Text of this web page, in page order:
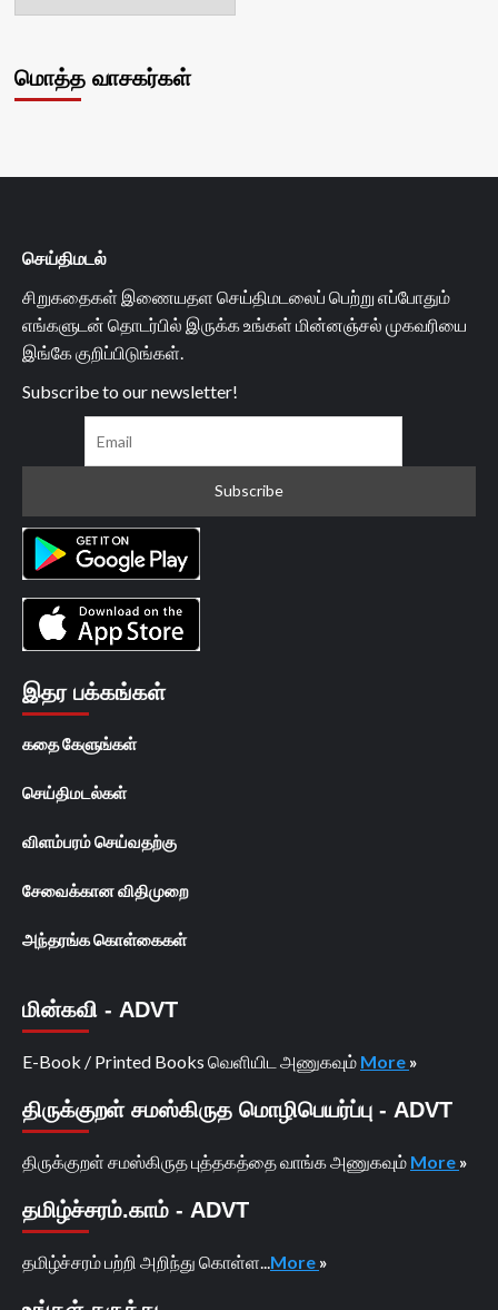
மொத்த வாசகர்கள்
செய்திமடல்
சிறுகதைகள் இணையதள செய்திமடலைப் பெற்று எப்போதும்
எங்களுடன் தொடர்பில் இருக்க உங்கள் மின்னஞ்சல் முகவரியை
இங்கே குறிப்பிடுங்கள்.
Subscribe to our newsletter!
இதர பக்கங்கள்
கதை கேளுங்கள்
செய்திமடல்கள்
விளம்பரம் செய்வதற்கு
சேவைக்கான விதிமுறை
அந்தரங்க கொள்கைகள்
மின்கவி - ADVT
E-Book / Printed Books வெளியிட அணுகவும் More »
திருக்குறள் சமஸ்கிருத மொழிபெயர்ப்பு - ADVT
திருக்குறள் சமஸ்கிருத புத்தகத்தை வாங்க அணுகவும் More »
தமிழ்ச்சரம்.காம் - ADVT
தமிழ்ச்சரம் பற்றி அறிந்து கொள்ள... More »